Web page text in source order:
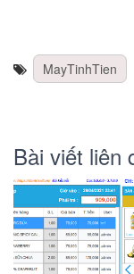
MayTinhTien
Bài viết liên